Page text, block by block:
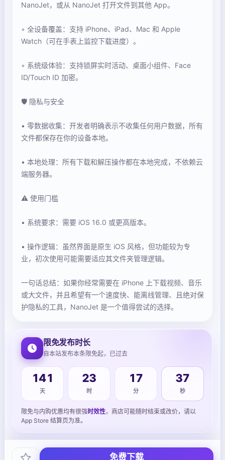
NanoJet，或从 NanoJet 打开文件到其他 App。
◦ 全设备覆盖：支持 iPhone、iPad、Mac 和 Apple
Watch（可在手表上监控下载进度）。
◦ 系统级体验：支持锁屏实时活动、桌面小组件、Face
ID/Touch ID 加密。
🛡️ 隐私与安全
• 零数据收集：开发者明确表示不收集任何用户数据，所有
文件都保存在你的设备本地。
• 本地处理：所有下载和解压操作都在本地完成，不依赖云
端服务器。
⚠️ 使用门槛
• 系统要求：需要 iOS 16.0 或更高版本。
• 操作逻辑：虽然界面是原生 iOS 风格，但功能较为专
业，初次使用可能需要适应其文件夹管理逻辑。
一句话总结：如果你经常需要在 iPhone 上下载视频、音乐
或大文件，并且希望有一个速度快、能离线管理、且绝对保
护隐私的工具，NanoJet 是一个值得尝试的选择。
限免发布时长
自本站发布本条限免起，已过去
141
天
23
时
17
分
37
秒
限免与内购优惠均有很强时效性，商店可能随时结束或改价，请以
App Store 结算页为准。
免费下载